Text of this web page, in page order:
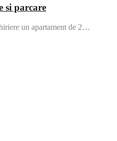
si parcare
un apartament de 2…